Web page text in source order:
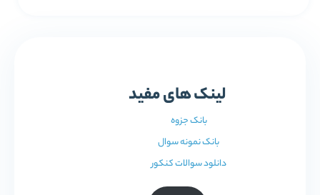
لینک های مفید
بانک جزوه
بانک نمونه سوال
دانلود سوالات کنکور